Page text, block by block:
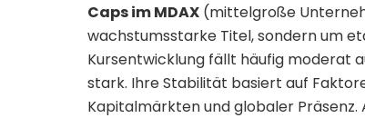
Caps im MDAX (mittelgroße
wachstumsstarke Titel, sondern um
Kursentwicklung fällt häufig moderat
stark. Ihre Stabilität basiert auf
Kapitalmärkten und globaler